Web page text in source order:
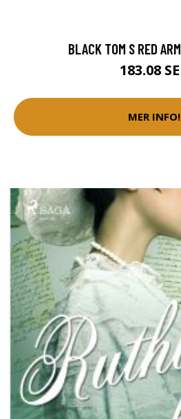
BLACK TOM S RED
183.08
MER INFO!